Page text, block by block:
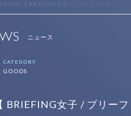
【 BRIEFING女子 / ブリーフィング...
ニュース
CATEGORY
GOODS
BRIEFING女子 / ブリーフ